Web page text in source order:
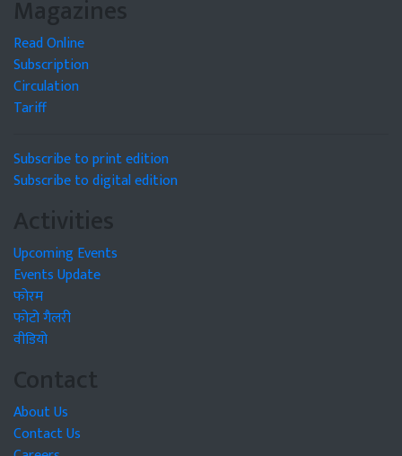
Magazines
Read Online
Subscription
Circulation
Tariff
Subscribe to print edition
Subscribe to digital edition
Activities
Upcoming Events
Events Update
फोरम
फोटो गैलरी
वीडियो
Contact
About Us
Contact Us